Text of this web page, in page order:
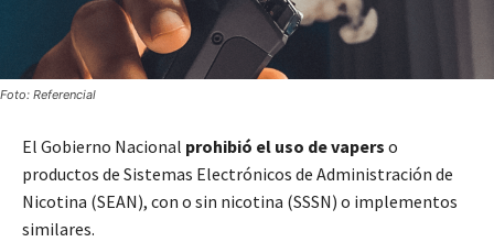
Foto: Referencial
El Gobierno Nacional prohibió el uso de vapers o
productos de Sistemas Electrónicos de Administración de
Nicotina (SEAN), con o sin nicotina (SSSN) o implementos
similares.